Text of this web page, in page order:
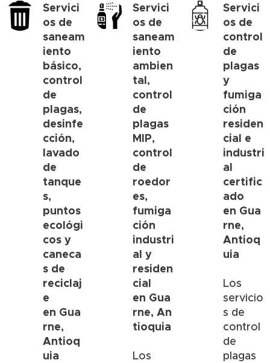
Servici
os de
saneam
iento
básico,
control
de
plagas,
desinfe
cción,
lavado
de
tanque
s,
puntos
ecológi
cos y
caneca
s de
reciclaj
e
en Gua
rne,
Antioq
uia
Servici
os de
saneam
iento
ambien
tal,
control
de
plagas
MIP,
control
de
roedor
es,
fumiga
ción
industri
al y
residen
cial
en Gua
rne, An
tioquia
Los
Servici
os de
control
de
plagas
y
fumiga
ción
residen
cial e
industri
al
certific
ado
en Gua
rne,
Antioq
uia
Los
servicio
s de
control
de
plagas